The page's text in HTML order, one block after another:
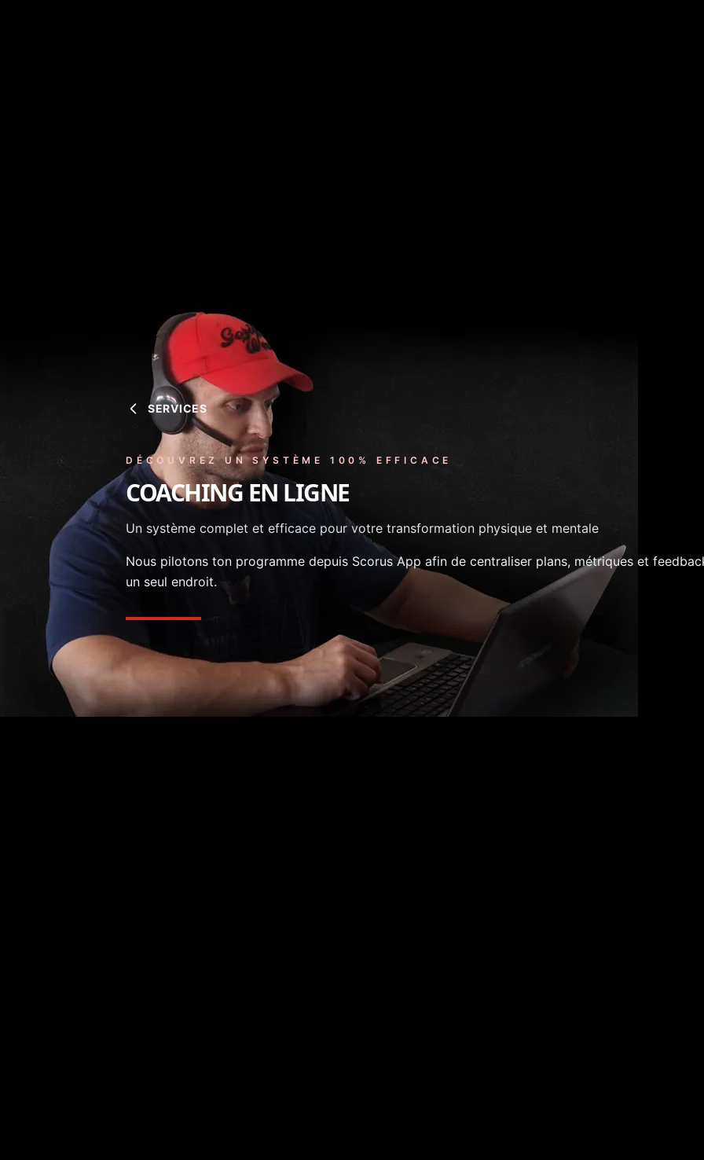
SERVICES
DÉCOUVREZ UN SYSTÈME 100% EFFICACE
COACHING EN LIGNE
Un système complet et efficace pour votre transformation physique et mentale
Nous pilotons ton programme depuis Scorus App afin de centraliser plans, métriques et
un seul endroit.